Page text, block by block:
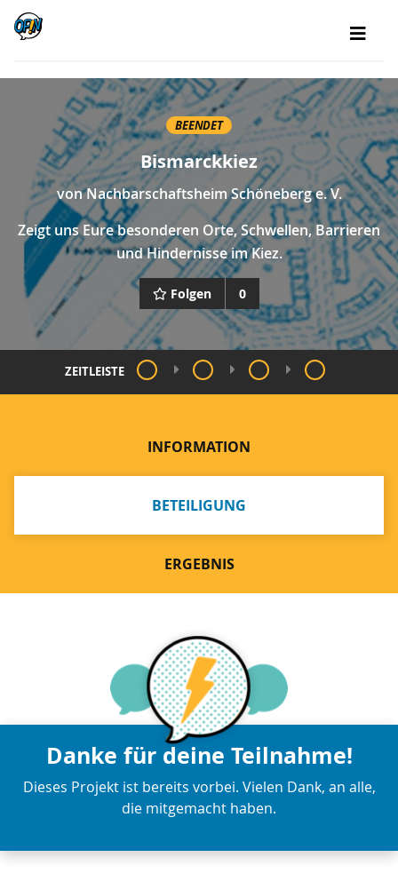
BEENDET
Bismarckkiez
vonNachbarschaftsheim Schöneberg e. V.
Zeigt uns Eure besonderen Orte, Schwellen, Barrieren
und Hindernisse im Kiez.
Folgen 0
ZEITLEISTE
INFORMATION
BETEILIGUNG
ERGEBNIS
Danke für deine Teilnahme!
Dieses Projekt ist bereits vorbei. Vielen Dank, an alle,
die mitgemacht haben.